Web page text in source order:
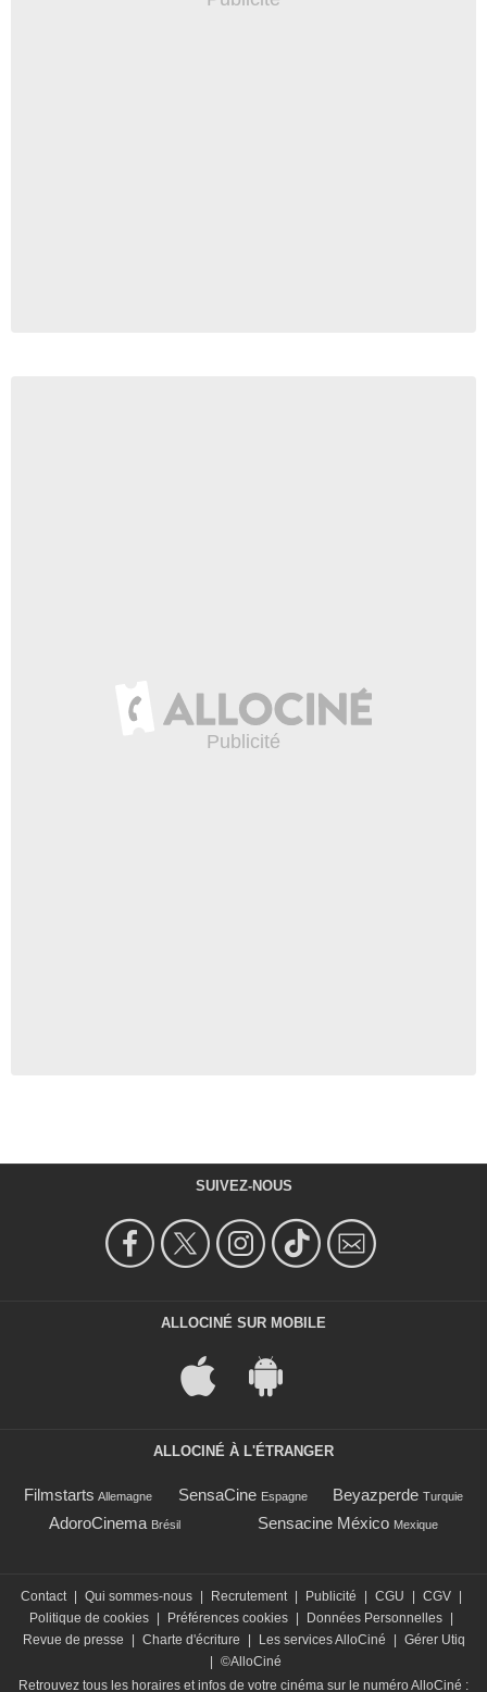
SUIVEZ-NOUS
ALLOCINÉ SUR MOBILE
ALLOCINÉ À L'ÉTRANGER
Filmstarts Allemagne SensaCine Espagne Beyazperde Turquie
AdoroCinema Brésil Sensacine México Mexique
Contact | Qui sommes-nous | Recrutement | Publicité | CGU | CGV |
Politique de cookies | Préférences cookies | Données Personnelles |
Revue de presse
| Charte d'écriture | Les services AlloCiné | Gérer Utiq
| ©AlloCiné
Retrouvez tous les horaires et infos de votre cinéma sur le numéro AlloCiné :